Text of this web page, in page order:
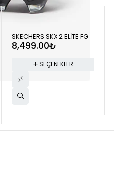
SKECHERS SKX 2 ELİTE FG
8,499.00₺
SEÇENEKLER